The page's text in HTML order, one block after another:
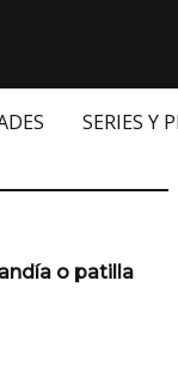
SERIES Y
o patilla